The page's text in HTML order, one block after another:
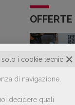
✕
i cookie tecnici
di navigazione,
decidere quali